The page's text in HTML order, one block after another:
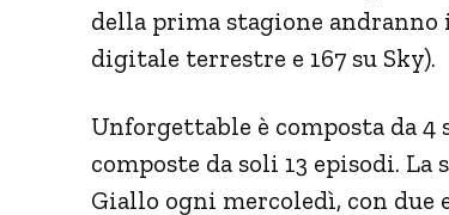
della prima stagione andranno
digitale terrestre e 167 su Sky).
Unforgettable è composta da 4
composte da soli 13 episodi.
Giallo ogni mercoledì, con due